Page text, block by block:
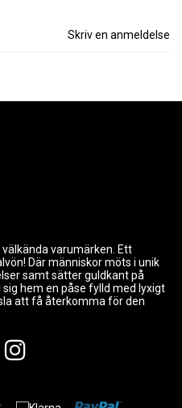
Skriv en anmeldelse
varumärken. Ett
Där människor möts i unik
samt sätter guldkant på
hem en påse fylld med lyxigt
att få återkomma för den